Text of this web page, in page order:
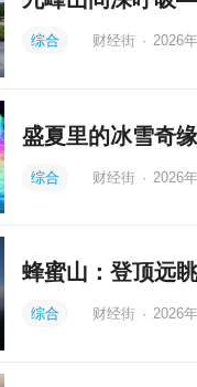
综合 财经街 · 2026
盛夏里的冰雪奇
综合 财经街 · 2026
蜂蜜山：登顶远
综合 财经街 · 2026